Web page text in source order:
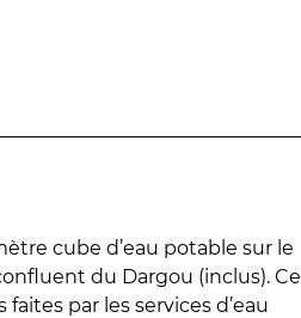
cube d’eau potable sur le
du Dargou (inclus). Ce
par les services d’eau